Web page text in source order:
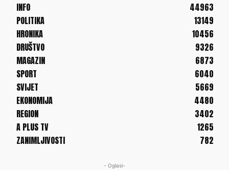
INFO
44963
POLITIKA
13149
HRONIKA
10456
DRUŠTVO
9326
MAGAZIN
6873
SPORT
6040
SVIJET
5669
EKONOMIJA
4480
REGION
3402
A PLUS TV
1265
ZANIMLJIVOSTI
782
- Oglasi-